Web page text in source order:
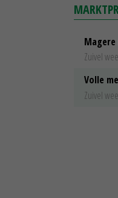
Zuivel
Volle
Zuivel